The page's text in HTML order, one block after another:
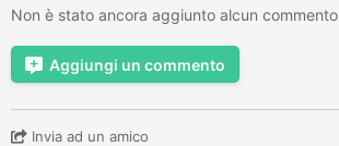
Non è stato ancora aggiunto alcun commento
Aggiungi un commento
Invia ad un amico